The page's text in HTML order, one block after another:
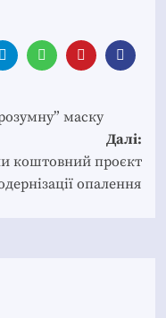
маску
Далі:
коштовний проєкт
опалення